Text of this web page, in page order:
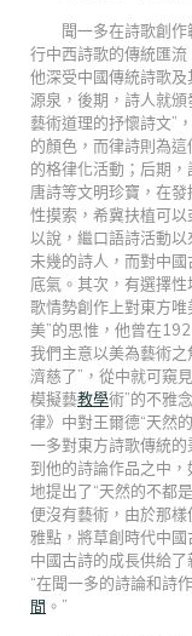
聞一多在詩歌創
行中西詩歌的傳統匯流
他深受中國傳統詩歌
源泉，後期，詩人就
藝術道理的抒懷詩文”
的顏色，而律詩則為
的格律化活動；后期
唐詩等文明珍寶，在
性摸索，希冀扶植可
以說，繼口語詩活動
未幾的詩人，而對中
底氣。其次，有選擇
歌情勢創作上對東方
美”的思惟，他曾在
我們主意以美為藝術
濟慈了”，從中就可窺
模擬藝教學術”的不雅
律》中對王爾德“天然
一多對東方詩歌傳統
到他的詩論作品之中
地提出了“天然的不都
便沒有藝術，由於那
雅點，將草創時代中國
中國古詩的成長供給
“在聞一多的詩論和詩
間 。”